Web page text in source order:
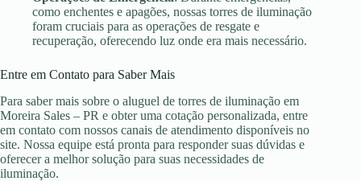
como enchentes e apagões, nossas torres de iluminação
foram cruciais para as operações de resgate e
recuperação, oferecendo luz onde era mais necessário.
Entre em Contato para Saber Mais
Para saber mais sobre o aluguel de torres de iluminação em
Moreira Sales – PR e obter uma cotação personalizada, entre
em contato com nossos canais de atendimento disponíveis no
site. Nossa equipe está pronta para responder suas dúvidas e
oferecer a melhor solução para suas necessidades de
iluminação.